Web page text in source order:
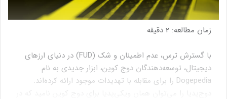
زمان مطالعه: 2 دقیقه
با گسترش ترس، عدم اطمینان و شک (FUD) در دنیای ارزهای
دیجیتال، توسعه‌دهندگان دوج کوین، ابزار جدیدی به نام
Dogepedia را برای مقابله با تهدیدات موجود ارائه کرده‌اند.